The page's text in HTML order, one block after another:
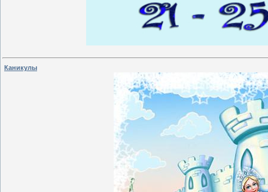
Каникулы